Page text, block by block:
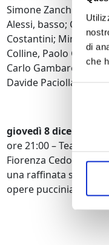
di
che
Selezione
Simone Zanchini,
Alessi, basso;
Costantini; Mimì,
Colline, Paolo Gatti.
Carlo Gambaro,
Davide Paciolla. Con
giovedì 8 dicembre
ore 21:00 – Teatro del
Fiorenza Cedolins,
una raffinata
opere pucciniane,